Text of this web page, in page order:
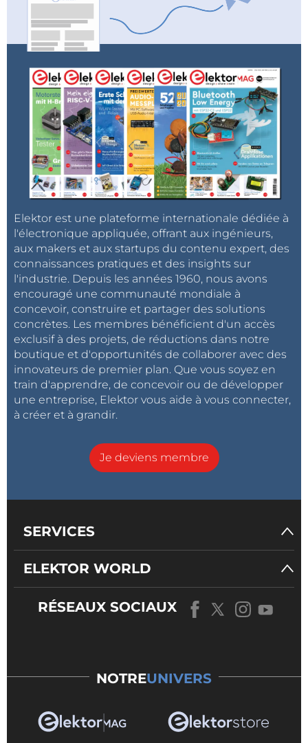
Elektor est une plateforme internationale dédiée à
l'électronique appliquée, offrant aux ingénieurs,
aux makers et aux startups du contenu expert, des
connaissances pratiques et des insights sur
l'industrie. Depuis les années 1960, nous avons
encouragé une communauté mondiale à
concevoir, construire et partager des solutions
concrètes. Les membres bénéficient d'un accès
exclusif à des projets, de réductions dans notre
boutique et d'opportunités de collaborer avec des
innovateurs de premier plan. Que vous soyez en
train d'apprendre, de concevoir ou de développer
une entreprise, Elektor vous aide à vous connecter,
à créer et à grandir.
Je deviens membre
SERVICES
ELEKTOR WORLD
RÉSEAUX SOCIAUX
NOTREUNIVERS